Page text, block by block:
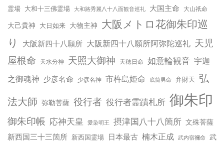
霊場 大和十三佛霊場 大和路秀麗八十八面観音巡礼 大国主命 大山祇命
大己貴神 大日如来 大物主神 大阪メトロ花御朱印巡
り
大阪新四十八願所 大阪新四十八願所阿弥陀巡礼 天児
屋根命
天水分神 天照大御神 天穂日命 如意輪観音 宇迦
之御魂神 少彦名命 少彦名神 市杵島姫命 底筒男命 弁財天 弘
法大師 弥勒菩薩 役行者 役行者霊蹟札所 御朱印
御朱印帳 応神天皇 愛染明王 摂津国八十八箇所 文殊菩薩
新西国三十三箇所 新西国霊場 日本最古 楠木正成 武内宿禰命
武